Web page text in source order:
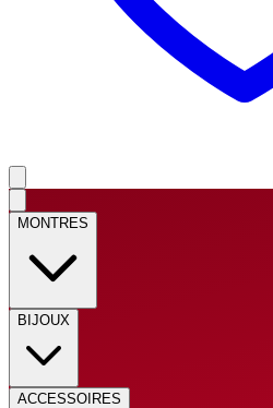
MONTRES
BIJOUX
ACCESSOIRES